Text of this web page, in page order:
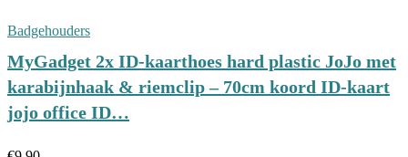
Badgehouders
MyGadget 2x ID-kaarthoes hard plastic JoJo met
karabijnhaak & riemclip – 70cm koord ID-kaart
jojo office ID…